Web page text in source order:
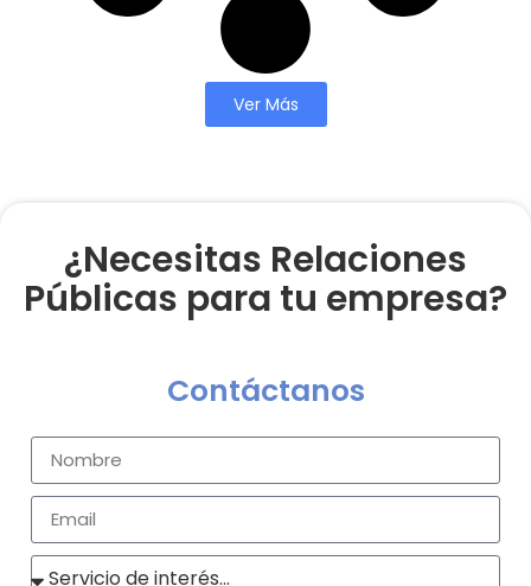
Ver Más
¿Necesitas Relaciones
Públicas para tu empresa?
Contáctanos